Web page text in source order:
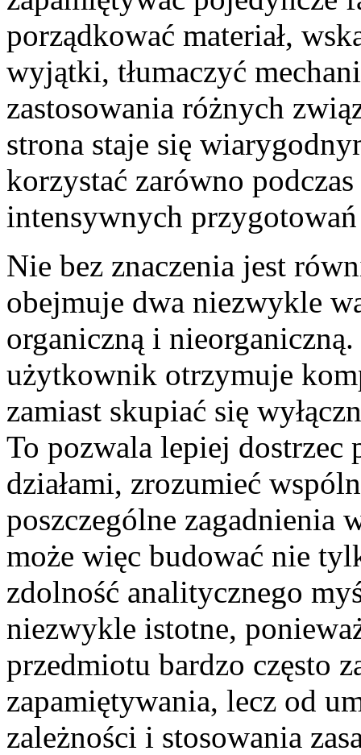
porządkować materiał,
wyjątki, tłumaczyć
zastosowania różnych
strona staje się
korzystać zarówno
intensywnych
Nie bez znaczenia jest
obejmuje dwa niezwykle
organiczną i
użytkownik otrzymuje
zamiast skupiać się
To pozwala lepiej
działami, zrozumieć
poszczególne zagadnienia
może więc budować nie
zdolność analitycznego
niezwykle istotne,
przedmiotu bardzo często
zapamiętywania, lecz od
zależności i stosowania